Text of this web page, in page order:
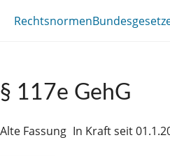
Rechtsnormen
§ 117e GehG
Alte Fassung In Kraft seit